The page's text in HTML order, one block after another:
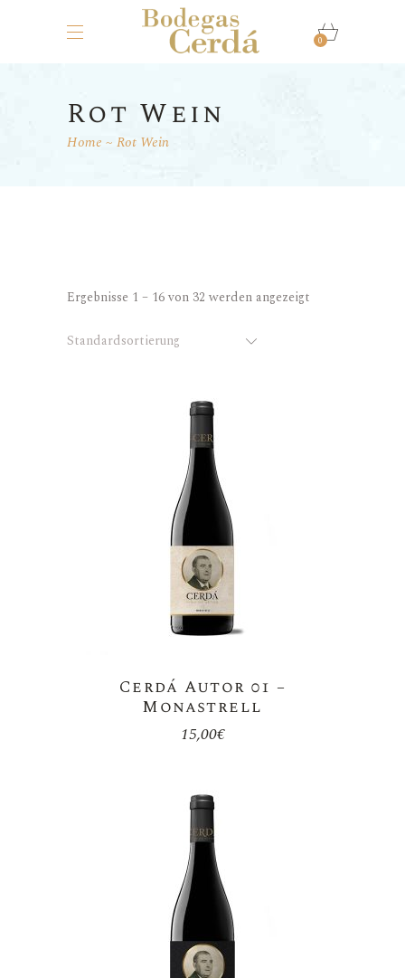
0
Rot Wein
Home Rot Wein
Ergebnisse 1 – 16 von 32 werden angezeigt
Standardsortierung
Cerdá Autor 01 –
Monastrell
15,00€